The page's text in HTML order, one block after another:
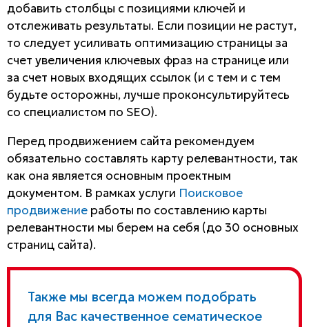
добавить столбцы с позициями ключей и
отслеживать результаты. Если позиции не растут,
то следует усиливать оптимизацию страницы за
счет увеличения ключевых фраз на странице или
за счет новых входящих ссылок (и с тем и с тем
будьте осторожны, лучше проконсультируйтесь
со специалистом по SEO).
Перед продвижением сайта рекомендуем
обязательно составлять карту релевантности, так
как она является основным проектным
документом. В рамках услуги Поисковое
продвижение работы по составлению карты
релевантности мы берем на себя (до 30 основных
страниц сайта).
Также мы всегда можем подобрать
для Вас качественное сематическое